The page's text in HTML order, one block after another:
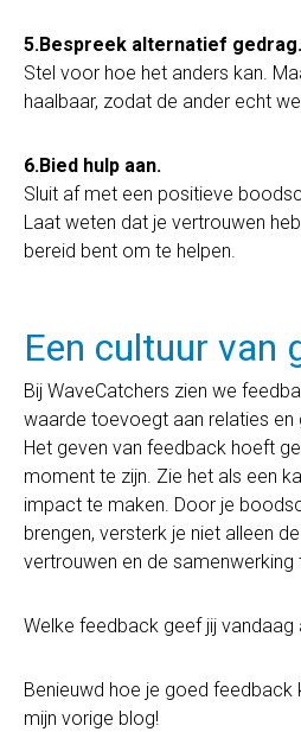
5.Bespreek alternatief gedrag.
Stel voor hoe het anders kan.
haalbaar, zodat de ander echt
6.Bied hulp aan.
Sluit af met een positieve
Laat weten dat je vertrouwen
bereid bent om te helpen.
Een cultuur van
Bij WaveCatchers zien we
waarde toevoegt aan relaties en
Het geven van feedback hoeft
moment te zijn. Zie het als een
impact te maken. Door je
brengen, versterk je niet alleen
vertrouwen en de samenwerking
Welke feedback geef jij vandaag
Benieuwd hoe je goed feedback
mijn vorige blog!